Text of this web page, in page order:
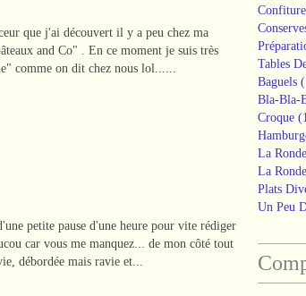
que j'ai découvert il y a peu chez ma
and Co" . En ce moment je suis très
comme on dit chez nous lol......
petite pause d'une heure pour vite rédiger
car vous me manquez... de mon côté tout
débordée mais ravie et...
Tables
Baguels
Bla-Bla-
Croque
La
La
Plats
Un Peu